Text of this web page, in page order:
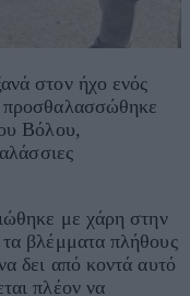
στον ήχο ενός
Βόλου,
με χάρη στην
βλέμματα πλήθους
δει από κοντά αυτό
πλέον να